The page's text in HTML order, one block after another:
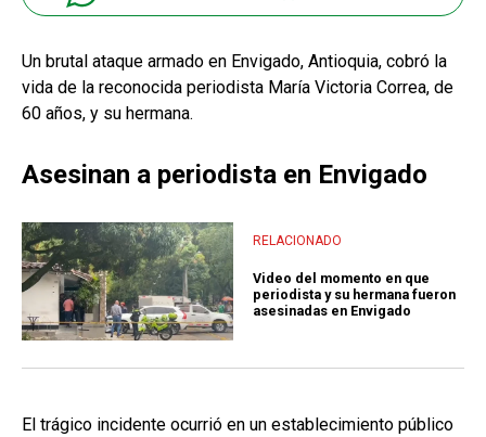
Un brutal ataque armado en Envigado, Antioquia, cobró la
vida de la reconocida periodista María Victoria Correa, de
60 años, y su hermana.
Asesinan a periodista en Envigado
RELACIONADO
Video del momento en que
periodista y su hermana fueron
asesinadas en Envigado
El trágico incidente ocurrió en un establecimiento público